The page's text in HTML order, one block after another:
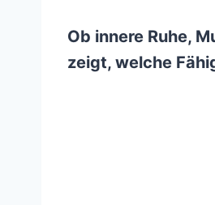
Ob innere Ruhe,
zeigt, welche